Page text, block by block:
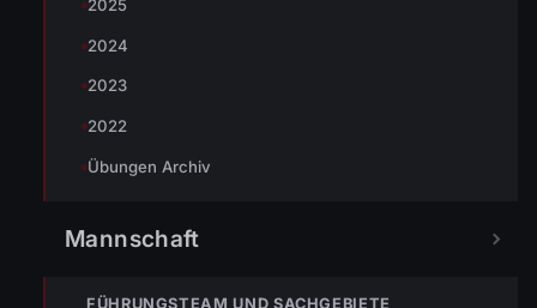
2025
2024
2023
2022
Übungen Archiv
Mannschaft
FÜHRUNGSTEAM UND SACHGEBIETE